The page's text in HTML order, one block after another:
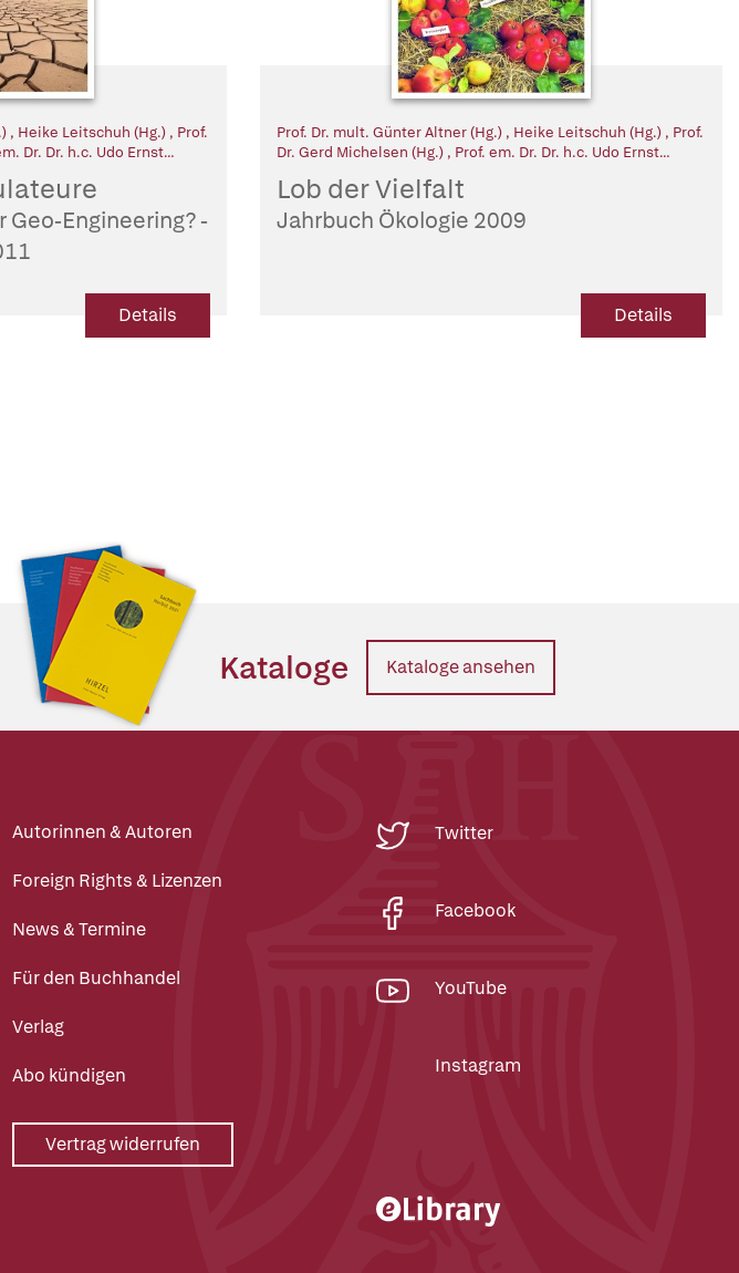
, Heike Leitschuh (Hg.) , Prof.
Dr. Dr. h.c. Udo Ernst
Geo-Engineering? -
Details
Prof. Dr. mult. Günter Altner (Hg.) , Heike Leitschuh (Hg.) , Prof.
Dr. Gerd Michelsen (Hg.) , Prof. em. Dr. Dr. h.c. Udo Ernst
Lob der Vielfalt
Jahrbuch Ökologie 2009
Details
Kataloge Kataloge ansehen
Autorinnen & Autoren
Foreign Rights & Lizenzen
News & Termine
Für den Buchhandel
Verlag
Abo kündigen
Vertrag widerrufen
Twitter
Facebook
YouTube
Instagram